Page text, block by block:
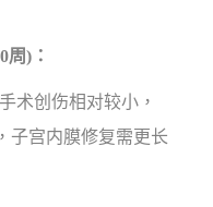
)：
创伤相对较小，
子宫内膜修复需更长